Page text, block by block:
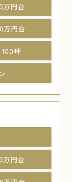
万円台
万円台
坪
万円台